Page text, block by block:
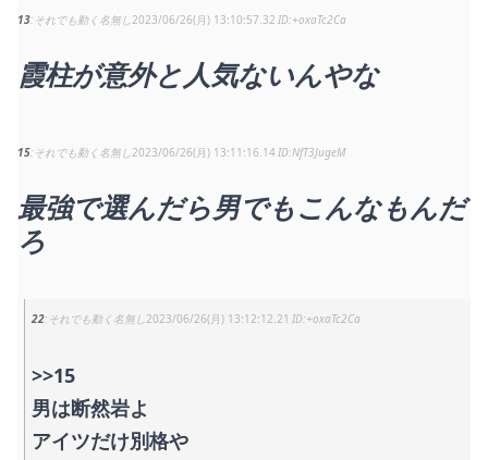
13 それでも動く名無し2023/06/26(月) 13:10:57.32 +oxaTc2Ca
霞柱が意外と人気ないんやな
15 それでも動く名無し2023/06/26(月) 13:11:16.14 NfT3JugeM
最強で選んだら男でもこんなもんだ
ろ
22 それでも動く名無し2023/06/26(月) 13:12:12.21 +oxaTc2Ca
>>15
男は断然岩よ
アイツだけ別格や